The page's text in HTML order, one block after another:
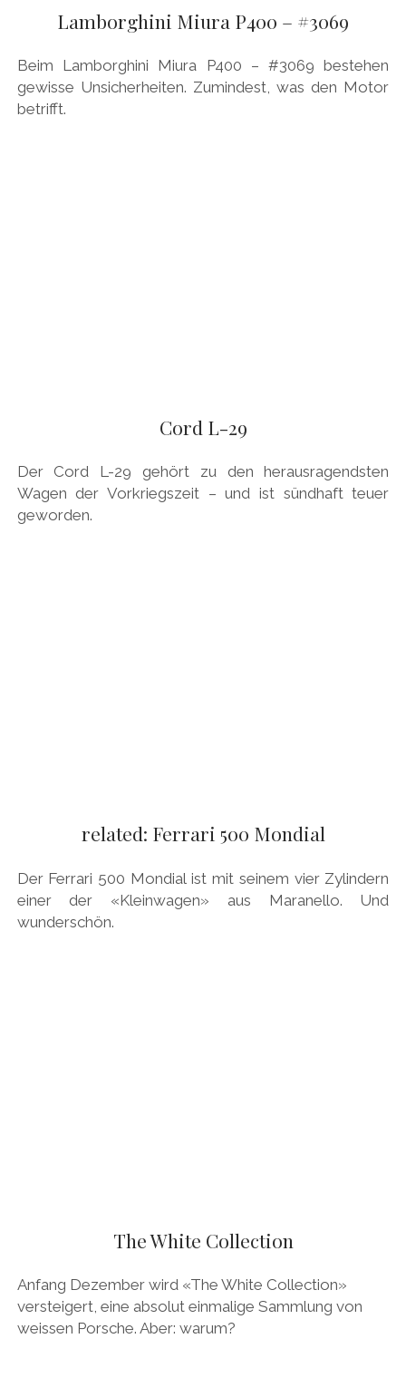
Lamborghini Miura P400 – #3069
Beim Lamborghini Miura P400 – #3069 bestehen
gewisse Unsicherheiten. Zumindest, was den Motor
betrifft.
Cord L-29
Der Cord L-29 gehört zu den herausragendsten
Wagen der Vorkriegszeit – und ist sündhaft teuer
geworden.
related: Ferrari 500 Mondial
Der Ferrari 500 Mondial ist mit seinem vier Zylindern
einer der «Kleinwagen» aus Maranello. Und
wunderschön.
The White Collection
Anfang Dezember wird «The White Collection»
versteigert, eine absolut einmalige Sammlung von
weissen Porsche. Aber: warum?